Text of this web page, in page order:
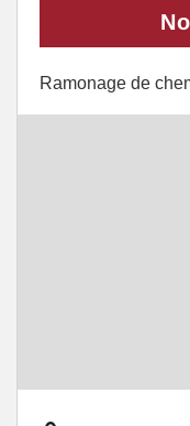
Ramonage de